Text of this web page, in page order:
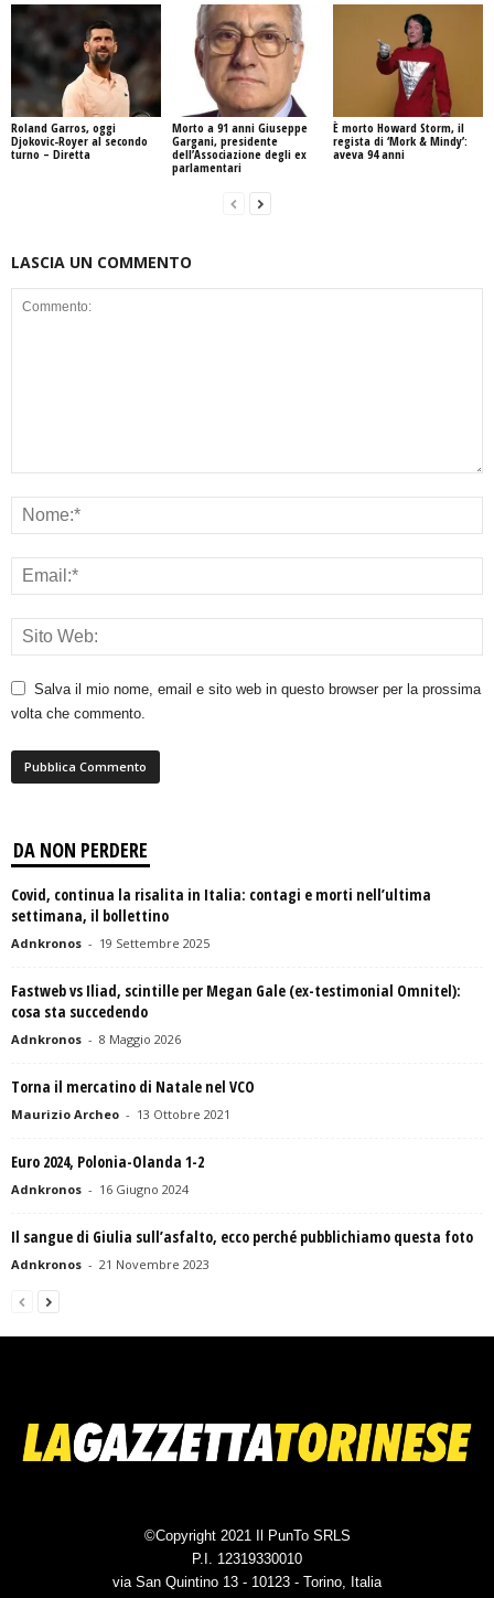
Roland Garros, oggi
Djokovic-Royer al secondo
turno – Diretta
Morto a 91 anni Giuseppe
Gargani, presidente
dell’Associazione degli ex
parlamentari
È morto Howard Storm, il
regista di ‘Mork & Mindy’:
aveva 94 anni
LASCIA UN COMMENTO
Salva il mio nome, email e sito web in questo browser per la prossima
volta che commento.
DA NON PERDERE
Covid, continua la risalita in Italia: contagi e morti nell’ultima
settimana, il bollettino
Adnkronos - 19 Settembre 2025
Fastweb vs Iliad, scintille per Megan Gale (ex-testimonial Omnitel):
cosa sta succedendo
Adnkronos - 8 Maggio 2026
Torna il mercatino di Natale nel VCO
Maurizio Archeo - 13 Ottobre 2021
Euro 2024, Polonia-Olanda 1-2
Adnkronos - 16 Giugno 2024
Il sangue di Giulia sull’asfalto, ecco perché pubblichiamo questa foto
Adnkronos - 21 Novembre 2023
©Copyright 2021 Il PunTo SRLS
P.I. 12319330010
via San Quintino 13 - 10123 - Torino, Italia